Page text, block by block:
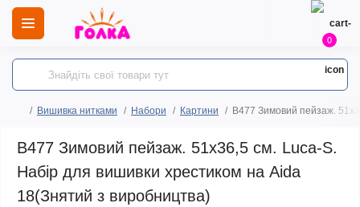
0
Вишивка нитками Набори Картини B477 Зимовий пейзаж.
B477 Зимовий пейзаж. 51х36,5 см. Luca-S.
Набір для вишивки хрестиком на Aida
18(Знятий з виробництва)